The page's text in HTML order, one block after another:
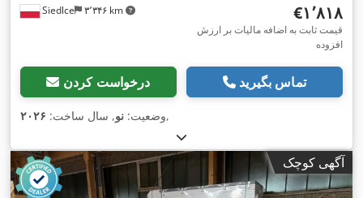
Siedlce ۳٬۳۴۶ km ‎€۱٬۸۱۸
قیمت ثابت به اضافه مالیات بر ارزش
افزوده
درخواست کردن تماس بگیرید
وضعیت: نو, سال ساخت: ۲۰۲۶ ,
آگهی کوچک